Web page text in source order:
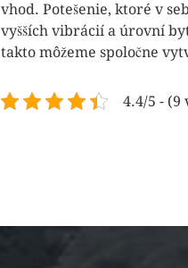
vhod. Potešenie, ktoré v
vyšších vibrácií a úrovní
takto môžeme spoločne
4.4/5 - (9